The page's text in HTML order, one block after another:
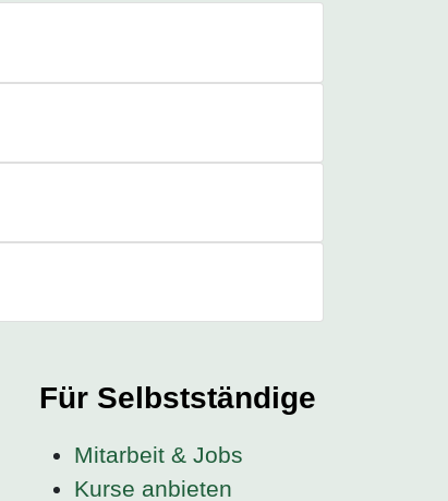
Für Selbstständige
Mitarbeit & Jobs
Kurse anbieten